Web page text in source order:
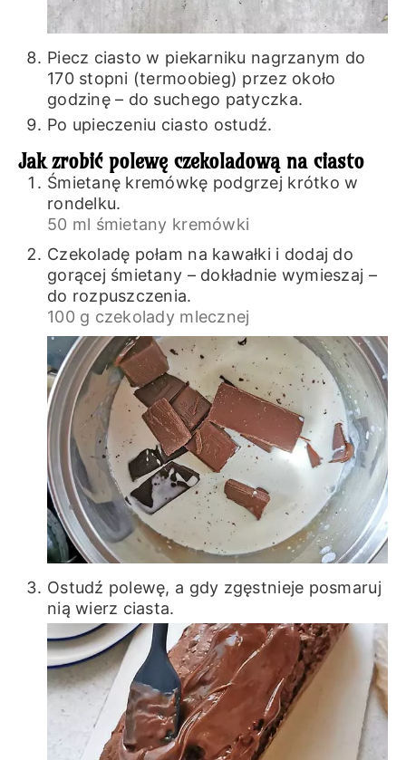
Piecz ciasto w piekarniku nagrzanym do
170 stopni (termoobieg) przez około
godzinę – do suchego patyczka.
Po upieczeniu ciasto ostudź.
Jak zrobić polewę czekoladową na ciasto
Śmietanę kremówkę podgrzej krótko w
rondelku.
50 ml śmietany kremówki
Czekoladę połam na kawałki i dodaj do
gorącej śmietany – dokładnie wymieszaj –
do rozpuszczenia.
100 g czekolady mlecznej
Ostudź polewę, a gdy zgęstnieje posmaruj
nią wierz ciasta.